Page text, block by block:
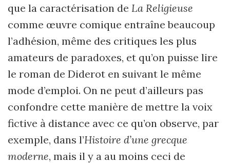
que la caractérisation de La Religieuse
comme œuvre comique entraîne beaucoup
l’adhésion, même des critiques les plus
amateurs de paradoxes, et qu’on puisse lire
le roman de Diderot en suivant le même
mode d’emploi. On ne peut d’ailleurs pas
confondre cette manière de mettre la voix
fictive à distance avec ce qu’on observe, par
exemple, dans l’Histoire d’une grecque
moderne, mais il y a au moins ceci de